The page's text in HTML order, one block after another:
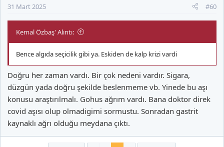
31 Mart 2025 #60
Kemal Özbaş' Alıntı:
Bence algıda seçicilik gibi ya. Eskiden de kalp krizi vardi
Doğru her zaman vardı. Bir çok nedeni vardır. Sigara,
düzgün yada doğru şekilde beslenmeme vb. Yinede bu aşı
konusu araştırılmalı. Gohus ağrım vardı. Bana doktor direk
covid aşısı olup olmadigimi sormustu. Sonradan gastrit
kaynaklı ağrı olduğu meydana çıktı.